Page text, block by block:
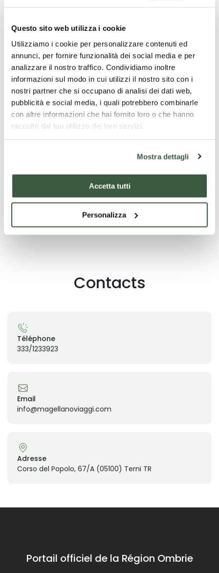
Questo sito web utilizza i cookie
Utilizziamo i cookie per personalizzare contenuti ed
annunci, per fornire funzionalità dei social media e per
analizzare il nostro traffico. Condividiamo inoltre
informazioni sul modo in cui utilizzi il nostro sito con i
nostri partner che si occupano di analisi dei dati web,
pubblicità e social media, i quali potrebbero combinarle
con altre informazioni che hai fornito loro o che hanno
raccolto dal tuo utilizzo dei loro servizi.
Mostra dettagli
Accetta tutti
Personalizza
Francesco.
Giorno 3 - Domenica: Appuntamento a Perugia alle
10:00 con la guida per la visita della città. Il tour con la
guida durerà circa 2 ore e scoprirete una Perugia
affascinante. Dopo la visita guidata e fine dei servizi.
La quota non comprende:
Tassa di soggiorno, trasporto o noleggio auto,
esclusione della colazione, supplemento singola.
formula hotel)- Visita guidata privata
Contacts
Téléphone
333/1233923
Email
info@magellanoviaggi.com
Adresse
Corso del Popolo, 67/A (05100) Terni TR
Portail officiel de la Région Ombrie